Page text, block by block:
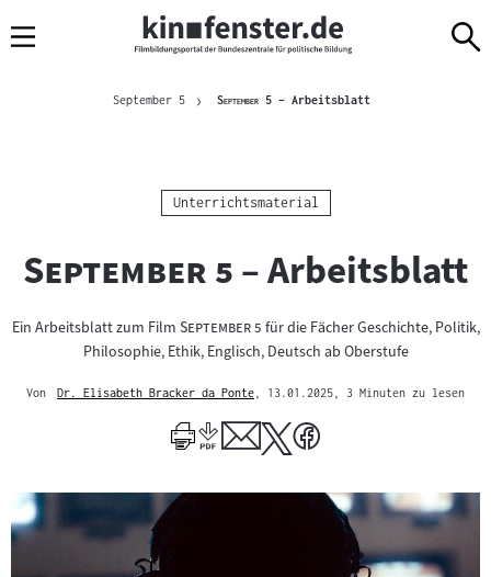
Navigation
zum
zur
Brotkrümelnavigation
September 5 "
September 5"– ArbeitsblattAktuelle Seite
Kategorie:
Unterrichtsmaterial
"
September 5"
– Arbeitsblatt
Ein Arbeitsblatt zum Film "
September 5"für die Fächer Geschichte, Politik,
Philosophie, Ethik, Englisch, Deutsch ab Oberstufe
Von
Dr. Elisabeth Bracker da Ponte
Author
, 13.01.2025 , 3 Minuten zu lesen